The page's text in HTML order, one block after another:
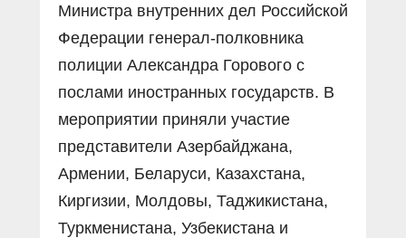
Министра внутренних дел Российской
Федерации генерал-полковника
полиции Александра Горового с
послами иностранных государств. В
мероприятии приняли участие
представители Азербайджана,
Армении, Беларуси, Казахстана,
Киргизии, Молдовы, Таджикистана,
Туркменистана, Узбекистана и